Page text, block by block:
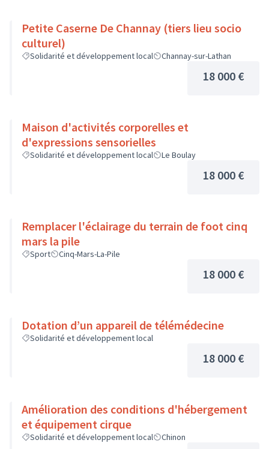
Petite Caserne De Channay (tiers lieu socio
culturel)
Solidarité et développement local Channay-sur-Lathan
18 000 €
Maison d'activités corporelles et
d'expressions sensorielles
Solidarité et développement local Le Boulay
18 000 €
Remplacer l'éclairage du terrain de foot cinq
mars la pile
Sport Cinq-Mars-La-Pile
18 000 €
Dotation d’un appareil de télémédecine
Solidarité et développement local
18 000 €
Amélioration des conditions d'hébergement
et équipement cirque
Solidarité et développement local Chinon